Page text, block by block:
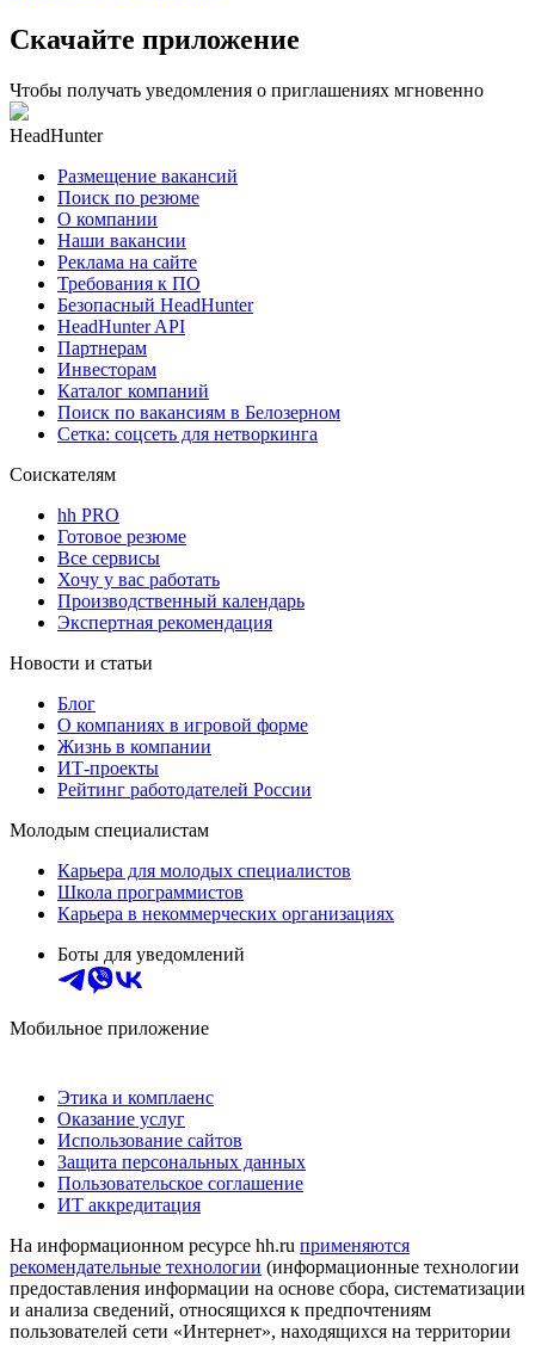
Скачайте приложение
Чтобы получать уведомления о приглашениях мгновенно
HeadHunter
Размещение вакансий
Поиск по резюме
О компании
Наши вакансии
Реклама на сайте
Требования к ПО
Безопасный HeadHunter
HeadHunter API
Партнерам
Инвесторам
Каталог компаний
Поиск по вакансиям в Белозерном
Сетка: соцсеть для нетворкинга
Соискателям
hh PRO
Готовое резюме
Все сервисы
Хочу у вас работать
Производственный календарь
Экспертная рекомендация
Новости и статьи
Блог
О компаниях в игровой форме
Жизнь в компании
ИТ-проекты
Рейтинг работодателей России
Молодым специалистам
Карьера для молодых специалистов
Школа программистов
Карьера в некоммерческих организациях
Боты для уведомлений
Мобильное приложение
Этика и комплаенс
Оказание услуг
Использование сайтов
Защита персональных данных
Пользовательское соглашение
ИТ аккредитация
На информационном ресурсе hh.ru применяются
рекомендательные технологии (информационные технологии
предоставления информации на основе сбора, систематизации
и анализа сведений, относящихся к предпочтениям
пользователей сети «Интернет», находящихся на территории